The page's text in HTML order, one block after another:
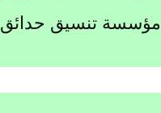
مؤسسة تنسيق حدائق